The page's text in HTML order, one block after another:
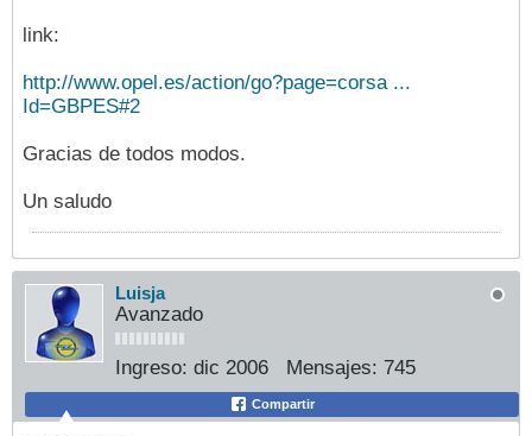
link:
http://www.opel.es/action/go?page=corsa ...
Id=GBPES#2
Gracias de todos modos.
Un saludo
Luisja
Avanzado
Ingreso: dic 2006 Mensajes: 745
Compartir